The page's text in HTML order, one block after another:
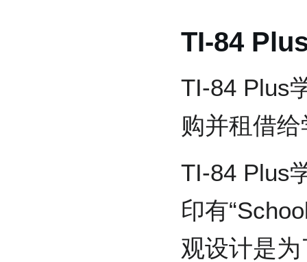
TI-84
TI-84 Plus
购并租借
TI-84 Plus
印有
观设计是